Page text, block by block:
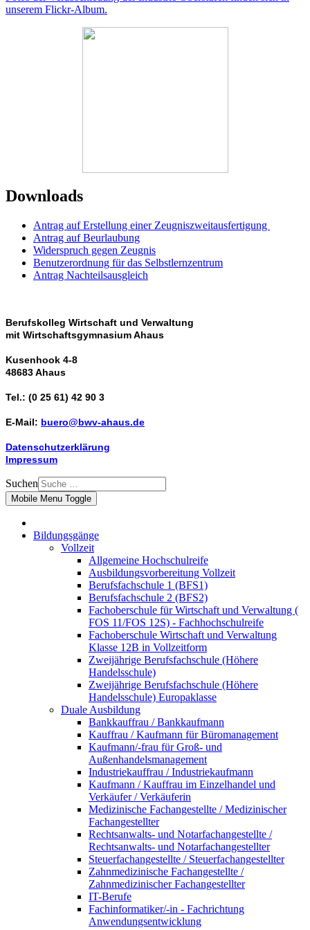
unserem Flickr-Album.
Downloads
Antrag auf Erstellung einer Zeugniszweitausfertigung
Antrag auf Beurlaubung
Widerspruch gegen Zeugnis
Benutzerordnung für das Selbstlernzentrum
Antrag Nachteilsausgleich
Berufskolleg Wirtschaft und Verwaltung
mit Wirtschaftsgymnasium Ahaus
Kusenhook 4-8
48683 Ahaus
Tel.: (0 25 61) 42 90 3
E-Mail: buero@bwv-ahaus.de
Datenschutzerklärung
Impressum
Suchen
Mobile Menu Toggle
Bildungsgänge
Vollzeit
Allgemeine Hochschulreife
Ausbildungsvorbereitung Vollzeit
Berufsfachschule 1 (BFS1)
Berufsfachschule 2 (BFS2)
Fachoberschule für Wirtschaft und Verwaltung (
FOS 11/FOS 12S) - Fachhochschulreife
Fachoberschule Wirtschaft und Verwaltung
Klasse 12B in Vollzeitform
Zweijährige Berufsfachschule (Höhere
Handelsschule)
Zweijährige Berufsfachschule (Höhere
Handelsschule) Europaklasse
Duale Ausbildung
Bankkauffrau / Bankkaufmann
Kauffrau / Kaufmann für Büromanagement
Kaufmann/-frau für Groß- und
Außenhandelsmanagement
Industriekauffrau / Industriekaufmann
Kaufmann / Kauffrau im Einzelhandel und
Verkäufer / Verkäuferin
Medizinische Fachangestellte / Medizinischer
Fachangestellter
Rechtsanwalts- und Notarfachangestellte /
Rechtsanwalts- und Notarfachangestellter
Steuerfachangestellte / Steuerfachangestellter
Zahnmedizinische Fachangestellte /
Zahnmedizinischer Fachangestellter
IT-Berufe
Fachinformatiker/-in - Fachrichtung
Anwendungsentwicklung